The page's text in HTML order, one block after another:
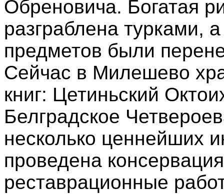
Обреновича. Богатая
разграблена турками,
предметов были
Сейчас в Милешево
книг: Цетиньский
Белградское
несколько ценнейших
проведена
реставрационные